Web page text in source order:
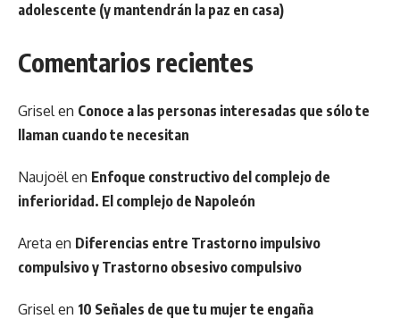
adolescente (y mantendrán la paz en casa)
Comentarios recientes
Grisel en Conoce a las personas interesadas que sólo te
llaman cuando te necesitan
Naujoël en Enfoque constructivo del complejo de
inferioridad. El complejo de Napoleón
Areta en Diferencias entre Trastorno impulsivo
compulsivo y Trastorno obsesivo compulsivo
Grisel en 10 Señales de que tu mujer te engaña